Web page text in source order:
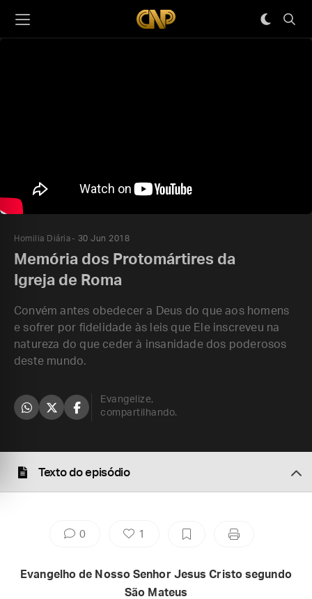
Homilia Diária 30 Jun 2018
Memória dos Protomártires da
Igreja de Roma
Convém antes obedecer a Deus do que aos homens
e sofrer por fidelidade às leis que Ele inscreveu na
natureza do que ceder à insanidade dos poderosos
deste mundo.
Evangelize,
compartilhando.
Texto do episódio
0 1
Evangelho de Nosso Senhor Jesus Cristo segundo
São Mateus